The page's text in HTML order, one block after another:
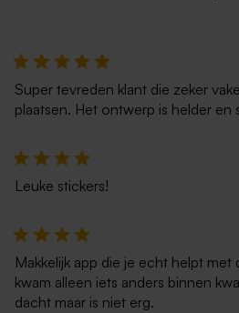
Vierkante zwarte enveloppe
met puntklep
Super tevreden klant die zeker
plaatsen. Het ontwerp is helder en
Leuke stickers!
Makkelijk app die je echt helpt met
kwam alleen iets anders binnen
dacht maar is niet erg.